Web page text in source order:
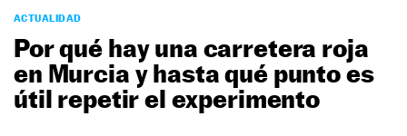
PODCAST
MOTOS
TECNOLOGÍA
SUPERCOCHES
ACTUALIDAD
Por qué hay una carretera roja
en Murcia y hasta qué punto es
útil repetir el experimento